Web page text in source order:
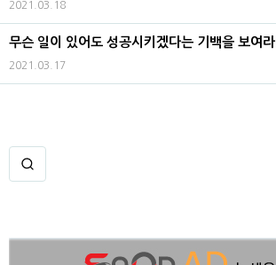
2021.03.18
무슨 일이 있어도 성공시키겠다는 기백을 보여라.
2021.03.17